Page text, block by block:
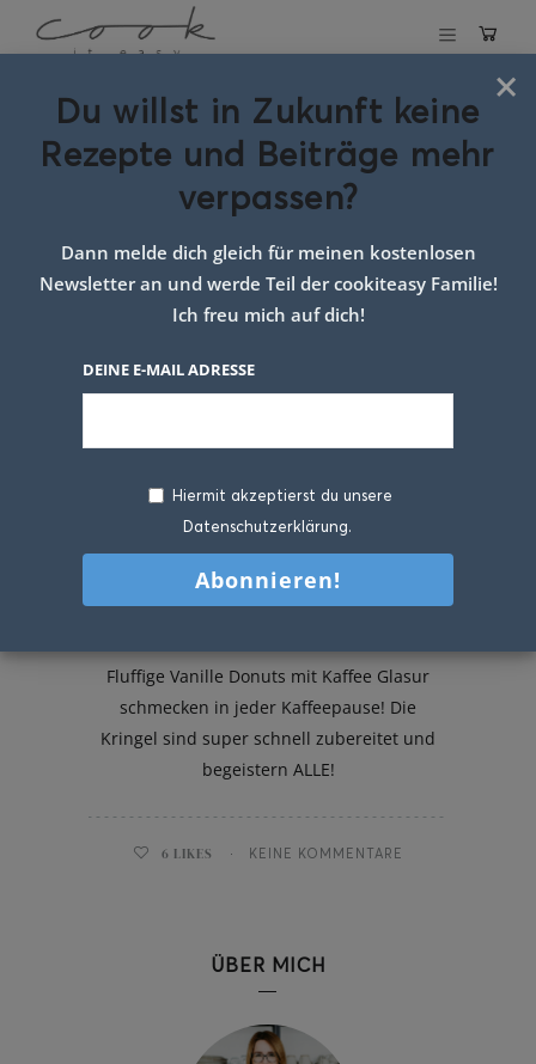
Schlagwort:
Donuts mit
Kaffee-Topping
Fluffige Vanille Donuts mit Kaffee Glasur
schmecken in jeder Kaffeepause! Die
Kringel sind super schnell zubereitet und
begeistern ALLE!
6 LIKES KEINE KOMMENTARE
ÜBER MICH
×
Du willst in Zukunft keine
Rezepte und Beiträge mehr
verpassen?
Dann melde dich gleich für meinen kostenlosen
Newsletter an und werde Teil der cookiteasy Familie!
Ich freu mich auf dich!
DEINE E-MAIL ADRESSE
Hiermit akzeptierst du unsere
Datenschutzerklärung.